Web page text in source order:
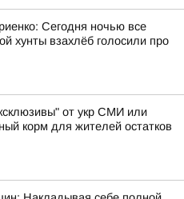
Сегодня ночью все
хунты взахлёб голосили про
от укр СМИ или
корм для жителей остатков